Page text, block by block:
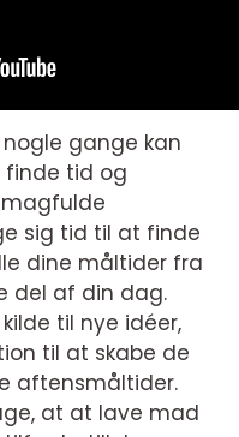
gange kan
tid og
sig tid til at finde
dine måltider fra
del af din dag.
til nye idéer,
til at skabe de
aftensmåltider.
at at lave mad